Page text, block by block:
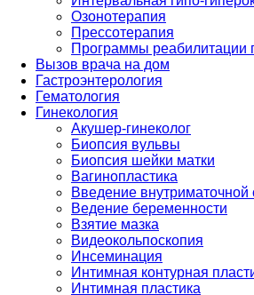
Озонотерапия
Прессотерапия
Программы реабилитации
Вызов врача на дом
Гастроэнтерология
Гематология
Гинекология
Акушер-гинеколог
Биопсия вульвы
Биопсия шейки матки
Вагинопластика
Введение внутриматочной
Ведение беременности
Взятие мазка
Видеокольпоскопия
Инсеминация
Интимная контурная
Интимная пластика